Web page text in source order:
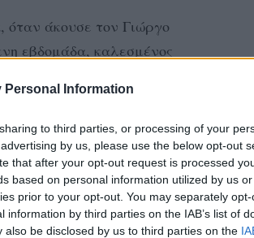
Personal Information
to third parties, or processing of your
by us, please use the below opt-out
that after your opt-out request is processed
based on personal information utilized by us
prior to your opt-out. You may separately
by third parties on the IAB’s list of
be disclosed by us to third parties on the
όταν άκουσε τον Γιώργο
εβδομάδα, καλεσμένος
της εκπομπής,
με αποτέλεσμα
κάνει εσκεμμένα, αλλά
εβδομάδα. Τον